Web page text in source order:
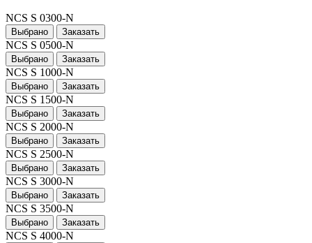
NCS S 0300-N
Выбрано Заказать
NCS S 0500-N
Выбрано Заказать
NCS S 1000-N
Выбрано Заказать
NCS S 1500-N
Выбрано Заказать
NCS S 2000-N
Выбрано Заказать
NCS S 2500-N
Выбрано Заказать
NCS S 3000-N
Выбрано Заказать
NCS S 3500-N
Выбрано Заказать
NCS S 4000-N